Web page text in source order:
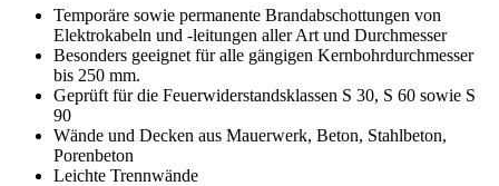
Temporäre sowie permanente Brandabschottungen von
Elektrokabeln und -leitungen aller Art und Durchmesser
Besonders geeignet für alle gängigen Kernbohrdurchmesser
bis 250 mm.
Geprüft für die Feuerwiderstandsklassen S 30, S 60 sowie S
90
Wände und Decken aus Mauerwerk, Beton, Stahlbeton,
Porenbeton
Leichte Trennwände